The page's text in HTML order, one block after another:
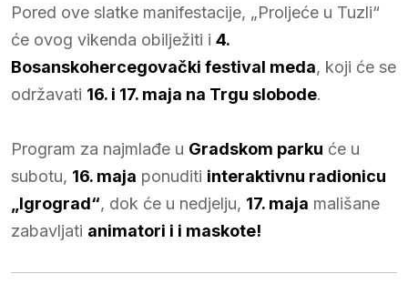
Pored ove slatke manifestacije, „Proljeće u Tuzli“
će ovog vikenda obilježiti i 4.
Bosanskohercegovački festival meda, koji će se
održavati 16. i 17. maja na Trgu slobode.
Program za najmlađe u Gradskom parku će u
subotu, 16. maja ponuditi interaktivnu radionicu
„Igrograd“, dok će u nedjelju, 17. maja mališane
zabavljati animatori i i maskote!